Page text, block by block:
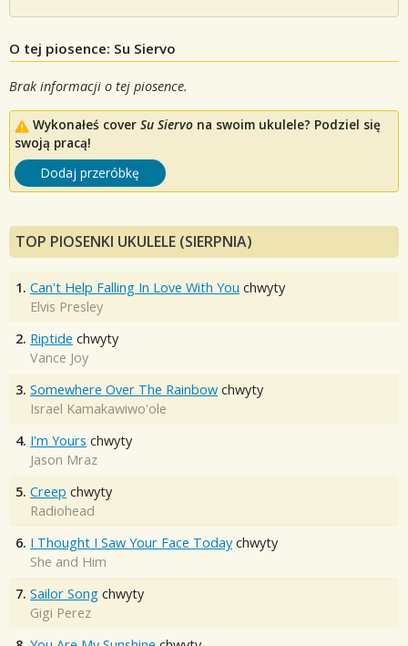
O tej piosence: Su Siervo
Brak informacji o tej piosence.
Wykonałeś cover Su Siervo na swoim ukulele? Podziel się
swoją pracą!
Dodaj przeróbkę
TOP PIOSENKI UKULELE (SIERPNIA)
1. Can't Help Falling In Love With You chwyty
Elvis Presley
2. Riptide chwyty
Vance Joy
3. Somewhere Over The Rainbow chwyty
Israel Kamakawiwo'ole
4. I'm Yours chwyty
Jason Mraz
5. Creep chwyty
Radiohead
6. I Thought I Saw Your Face Today chwyty
She and Him
7. Sailor Song chwyty
Gigi Perez